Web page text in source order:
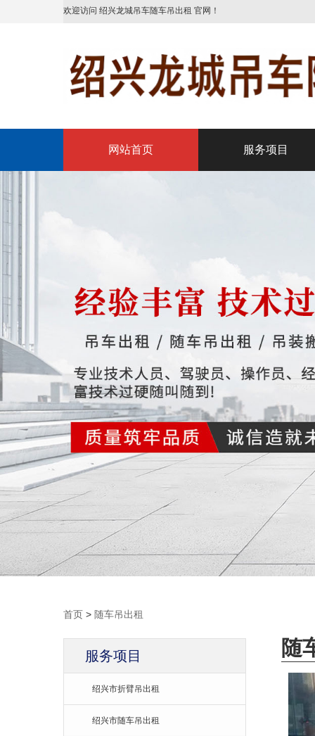
欢迎访问 绍兴龙城吊车随车吊出租 官网！
网站首页 服务项目
首页 > 随车吊出租
服务项目
绍兴市折臂吊出租
绍兴市随车吊出租
随